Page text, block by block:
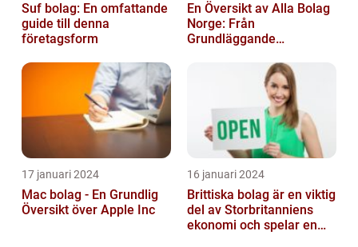
Suf bolag: En omfattande
guide till denna
företagsform
En Översikt av Alla Bolag
Norge: Från
Grundläggande
Kvantitativa Mätningar
17 januari 2024
Mac bolag - En Grundlig
Översikt över Apple Inc
16 januari 2024
Brittiska bolag är en viktig
del av Storbritanniens
ekonomi och spelar en